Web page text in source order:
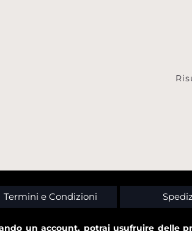
Termini e Condizioni
un account, potrai usufruire delle